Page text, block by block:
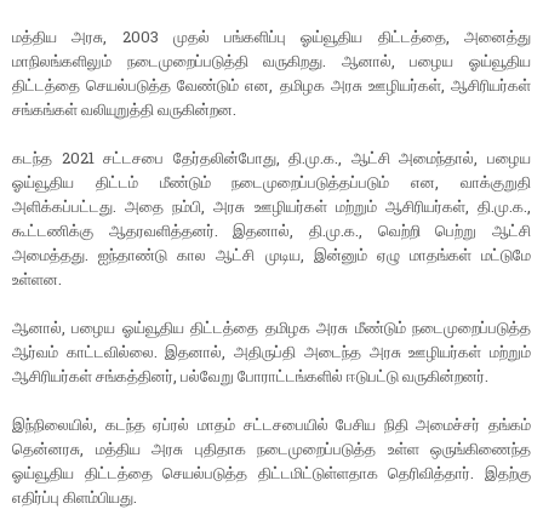
மத்திய அரசு, 2003 முதல் பங்களிப்பு ஓய்வூதிய திட்டத்தை, அனைத்து
மாநிலங்களிலும் நடைமுறைப்படுத்தி வருகிறது. ஆனால், பழைய ஓய்வூதிய
திட்டத்தை செயல்படுத்த வேண்டும் என, தமிழக அரசு ஊழியர்கள், ஆசிரியர்கள்
சங்கங்கள் வலியுறுத்தி வருகின்றன.
கடந்த 2021 சட்டசபை தேர்தலின்போது, தி.மு.க., ஆட்சி அமைந்தால், பழைய
ஓய்வூதிய திட்டம் மீண்டும் நடைமுறைப்படுத்தப்படும் என, வாக்குறுதி
அளிக்கப்பட்டது. அதை நம்பி, அரசு ஊழியர்கள் மற்றும் ஆசிரியர்கள், தி.மு.க.,
கூட்டணிக்கு ஆதரவளித்தனர். இதனால், தி.மு.க., வெற்றி பெற்று ஆட்சி
அமைத்தது. ஐந்தாண்டு கால ஆட்சி முடிய, இன்னும் ஏழு மாதங்கள் மட்டுமே
உள்ளன.
ஆனால், பழைய ஓய்வூதிய திட்டத்தை தமிழக அரசு மீண்டும் நடைமுறைப்படுத்த
ஆர்வம் காட்டவில்லை. இதனால், அதிருப்தி அடைந்த அரசு ஊழியர்கள் மற்றும்
ஆசிரியர்கள் சங்கத்தினர், பல்வேறு போராட்டங்களில் ஈடுபட்டு வருகின்றனர்.
இந்நிலையில், கடந்த ஏப்ரல் மாதம் சட்டசபையில் பேசிய நிதி அமைச்சர் தங்கம்
தென்னரசு, மத்திய அரசு புதிதாக நடைமுறைப்படுத்த உள்ள ஒருங்கிணைந்த
ஓய்வூதிய திட்டத்தை செயல்படுத்த திட்டமிட்டுள்ளதாக தெரிவித்தார். இதற்கு
எதிர்ப்பு கிளம்பியது.